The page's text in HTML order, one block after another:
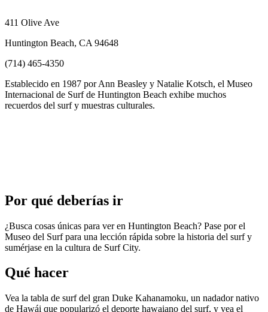
411 Olive Ave
Huntington Beach, CA 94648
(714) 465-4350
Establecido en 1987 por Ann Beasley y Natalie Kotsch, el Museo
Internacional de Surf de Huntington Beach exhibe muchos
recuerdos del surf y muestras culturales.
Por qué deberías ir
¿Busca cosas únicas para ver en Huntington Beach? Pase por el
Museo del Surf para una lección rápida sobre la historia del surf y
sumérjase en la cultura de Surf City.
Qué hacer
Vea la tabla de surf del gran Duke Kahanamoku, un nadador nativo
de Hawái que popularizó el deporte hawaiano del surf, y vea el